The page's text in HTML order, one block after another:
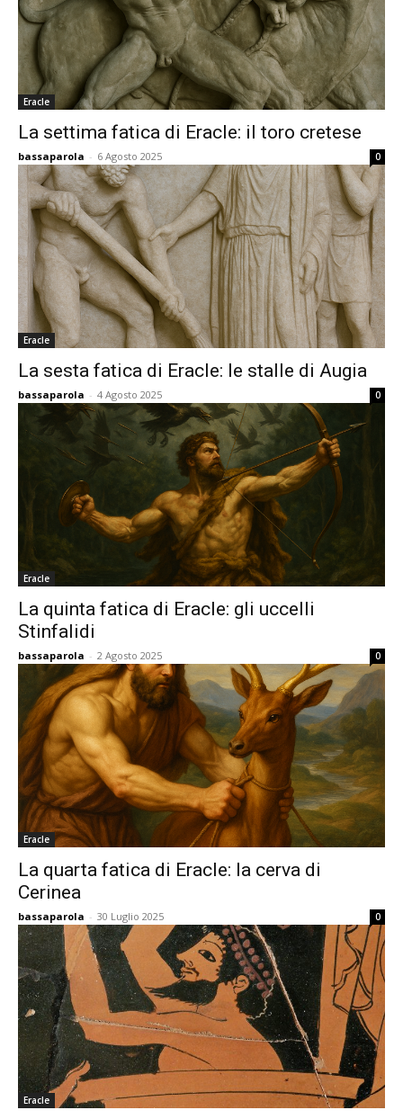
Eracle
La settima fatica di Eracle: il toro cretese
bassaparola - 6 Agosto 2025 0
Eracle
La sesta fatica di Eracle: le stalle di Augia
bassaparola - 4 Agosto 2025 0
Eracle
La quinta fatica di Eracle: gli uccelli
Stinfalidi
bassaparola - 2 Agosto 2025 0
Eracle
La quarta fatica di Eracle: la cerva di
Cerinea
bassaparola - 30 Luglio 2025 0
Eracle